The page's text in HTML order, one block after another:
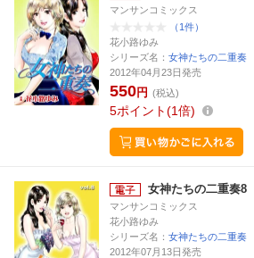
マンサンコミックス
（1件）
花小路ゆみ
シリーズ名： 女神たちの二重奏
2012年04月23日発売
550円 (税込)
5ポイント 1倍
女神たちの二重奏8
マンサンコミックス
花小路ゆみ
シリーズ名： 女神たちの二重奏
2012年07月13日発売